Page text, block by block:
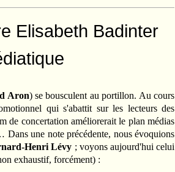
Elisabeth Badinter
Aron) se bousculent au portillon. Au cours
qui s'abattit sur les lecteurs des
de concertation améliorerait le plan médias
Dans une note précédente, nous évoquions
Henri Lévy ; voyons aujourd'hui celui
exhaustif, forcément) :